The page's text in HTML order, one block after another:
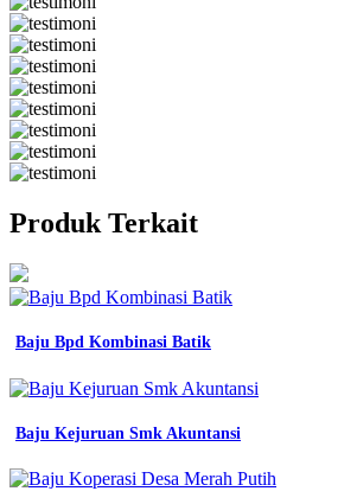
Produk Terkait
Baju Bpd Kombinasi Batik
Baju Kejuruan Smk Akuntansi